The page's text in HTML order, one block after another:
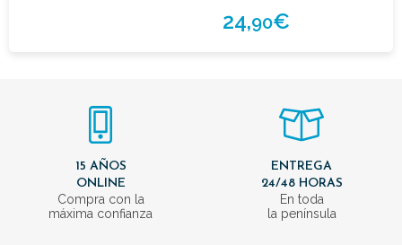
24,90€
15 AÑOS
ONLINE
Compra con la
máxima confianza
ENTREGA
24/48 HORAS
En toda
la península